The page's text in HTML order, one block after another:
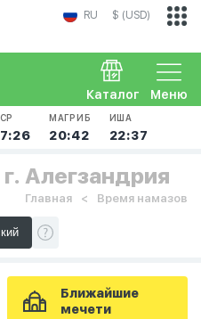
RU $ (USD)
Меню
Каталог
МАГРИБ
20:42
ИША
22:37
Алегзандрия
Главная Время намазов
Ближайшие
мечети